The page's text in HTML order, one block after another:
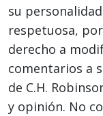
su
respetuosa,
derecho a
comentarios a
de C.H.
y opinión. No